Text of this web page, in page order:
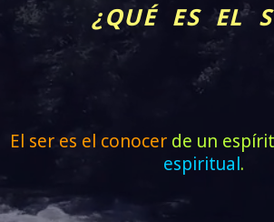
¿QUÉ ES EL
El ser es el conocerde un
espiritual.